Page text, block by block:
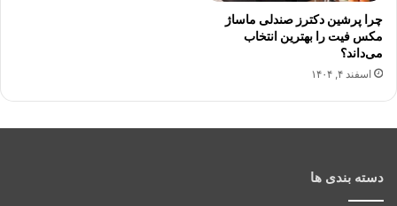
چرا پرشین دکترز صندلی ماساژ
مکس فیت را بهترین انتخاب
می‌داند؟
اسفند ۴, ۱۴۰۴
دسته بندی ها